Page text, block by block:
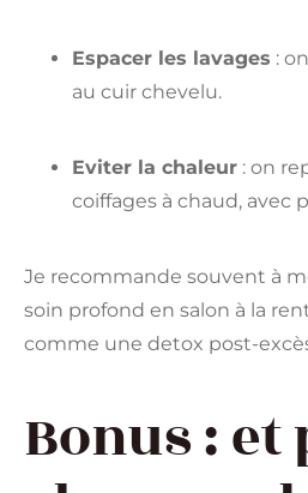
Espacer les lavages :
au cuir chevelu.
Eviter la chaleur : on
coiffages à chaud, avec
Je recommande souvent à
soin profond en salon à la
comme une detox post-
Bonus : et